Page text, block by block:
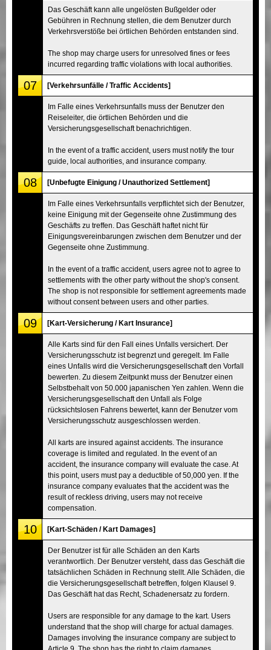
Das Geschäft kann alle ungelösten Bußgelder oder
Gebühren in Rechnung stellen, die dem Benutzer durch
Verkehrsverstöße bei örtlichen Behörden entstanden sind.
The shop may charge users for unresolved fines or fees
incurred regarding traffic violations with local authorities.
07 [Verkehrsunfälle / Traffic Accidents]
Im Falle eines Verkehrsunfalls muss der Benutzer den
Reiseleiter, die örtlichen Behörden und die
Versicherungsgesellschaft benachrichtigen.
In the event of a traffic accident, users must notify the tour
guide, local authorities, and insurance company.
08 [Unbefugte Einigung / Unauthorized Settlement]
Im Falle eines Verkehrsunfalls verpflichtet sich der Benutzer,
keine Einigung mit der Gegenseite ohne Zustimmung des
Geschäfts zu treffen. Das Geschäft haftet nicht für
Einigungsvereinbarungen zwischen dem Benutzer und der
Gegenseite ohne Zustimmung.
In the event of a traffic accident, users agree not to agree to
settlements with the other party without the shop's consent.
The shop is not responsible for settlement agreements made
without consent between users and other parties.
09 [Kart-Versicherung / Kart Insurance]
Alle Karts sind für den Fall eines Unfalls versichert. Der
Versicherungsschutz ist begrenzt und geregelt. Im Falle
eines Unfalls wird die Versicherungsgesellschaft den Vorfall
bewerten. Zu diesem Zeitpunkt muss der Benutzer einen
Selbstbehalt von 50.000 japanischen Yen zahlen. Wenn die
Versicherungsgesellschaft den Unfall als Folge
rücksichtslosen Fahrens bewertet, kann der Benutzer vom
Versicherungsschutz ausgeschlossen werden.
All karts are insured against accidents. The insurance
coverage is limited and regulated. In the event of an
accident, the insurance company will evaluate the case. At
this point, users must pay a deductible of 50,000 yen. If the
insurance company evaluates that the accident was the
result of reckless driving, users may not receive
compensation.
10 [Kart-Schäden / Kart Damages]
Der Benutzer ist für alle Schäden an den Karts
verantwortlich. Der Benutzer versteht, dass das Geschäft die
tatsächlichen Schäden in Rechnung stellt. Alle Schäden, die
die Versicherungsgesellschaft betreffen, folgen Klausel 9.
Das Geschäft hat das Recht, Schadenersatz zu fordern.
Users are responsible for any damage to the kart. Users
understand that the shop will charge for actual damages.
Damages involving the insurance company are subject to